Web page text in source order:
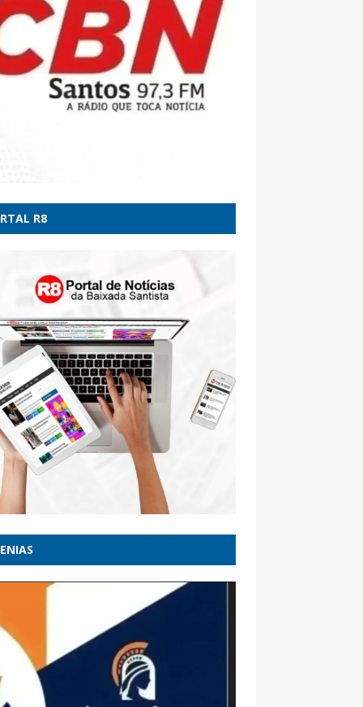
de estupro, ataques a 'Lulinha' e Arthur
impactos da escolha de Alfredo Gaspar
de Flávio Bolsonaro - BBC
R8